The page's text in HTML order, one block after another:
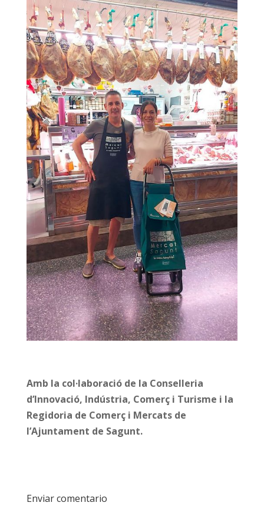
Amb la col·laboració de la Conselleria
d’Innovació, Indústria, Comerç i Turisme i la
Regidoria de Comerç i Mercats de
l’Ajuntament de Sagunt.
Enviar comentario